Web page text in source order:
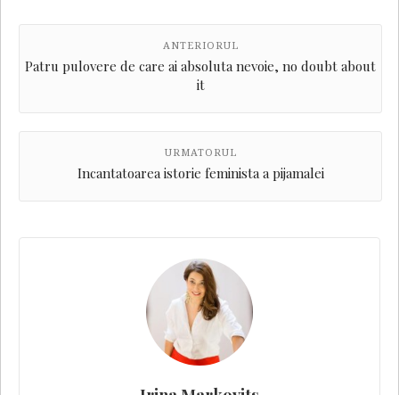
ANTERIORUL
Patru pulovere de care ai absoluta nevoie, no doubt about
it
URMATORUL
Incantatoarea istorie feminista a pijamalei